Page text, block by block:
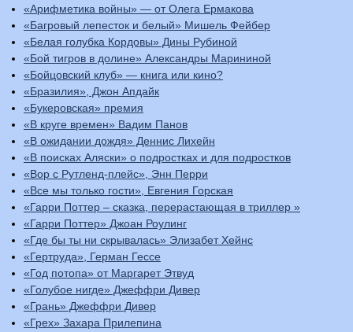
«Арифметика войны» — от Олега Ермакова
«Багровый лепесток и белый» Мишель Фейбер
«Белая голубка Кордовы» Дины Рубиной
«Бой тигров в долине» Александры Марининой
«Бойцовский клуб» — книга или кино?
«Бразилия», Джон Апдайк
«Букеровская» премия
«В круге времен» Вадим Панов
«В ожидании дождя» Деннис Лихейн
«В поисках Аляски» о подростках и для подростков
«Вор с Рутленд-плейс», Энн Перри
«Все мы только гости», Евгения Горская
«Гарри Поттер – сказка, перерастающая в триллер »
«Гарри Поттер» Джоан Роулинг
«Где бы ты ни скрывалась» Элизабет Хейнс
«Гертруда», Герман Гессе
«Год потопа» от Маргарет Этвуд
«Голубое нигде» Джеффри Дивер
«Грань» Джеффри Дивер
«Грех» Захара Прилепина